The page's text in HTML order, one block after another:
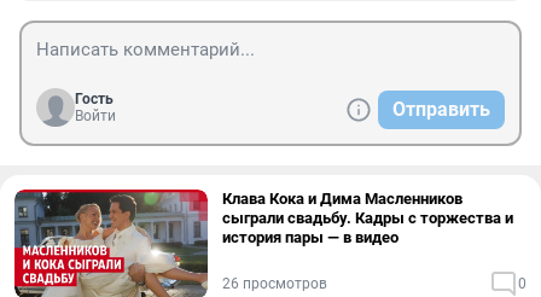
Гость
Войти
Отправить
Клава Кока и Дима Масленников
сыграли свадьбу. Кадры с торжества и
история пары — в видео
26 просмотров 0